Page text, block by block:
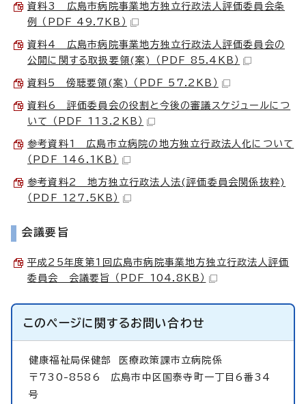
資料3 広島市病院事業地方独立行政法人評価委員会条
例 （PDF 49.7KB）
資料4 広島市病院事業地方独立行政法人評価委員会の
公開に関する取扱要領(案) （PDF 85.4KB）
資料5 傍聴要領(案) （PDF 57.2KB）
資料6 評価委員会の役割と今後の審議スケジュールにつ
いて （PDF 113.2KB）
参考資料1 広島市立病院の地方独立行政法人化について
（PDF 146.1KB）
参考資料2 地方独立行政法人法(評価委員会関係抜粋)
（PDF 127.5KB）
会議要旨
平成25年度第1回広島市病院事業地方独立行政法人評価
委員会 会議要旨 （PDF 104.8KB）
このページに関するお問い合わせ
健康福祉局保健部
医療政策課市立病院係
〒730-8586 広島市中区国泰寺町一丁目6番34
号